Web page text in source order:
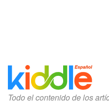
Todo el contenido de los